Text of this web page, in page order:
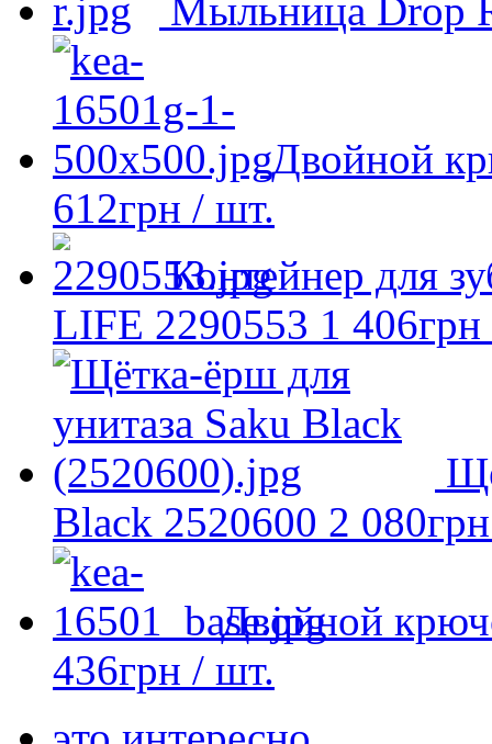
Мыльница Drop
Двойной
612грн / шт.
Контейнер для
LIFE 2290553 1 406грн
Black 2520600 2 080грн
Двойной
436грн / шт.